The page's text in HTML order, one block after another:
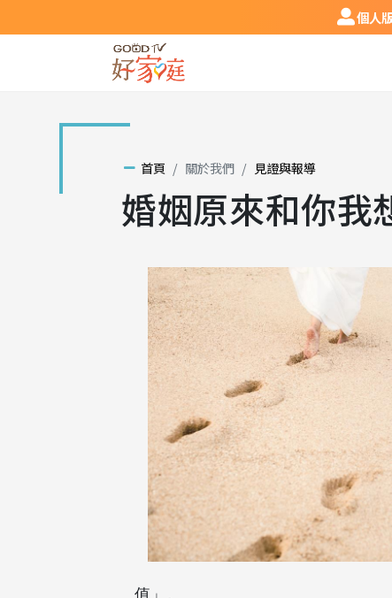
個人版
個人
首頁 關於我們 見證與報導
婚姻原來和你我
值」。